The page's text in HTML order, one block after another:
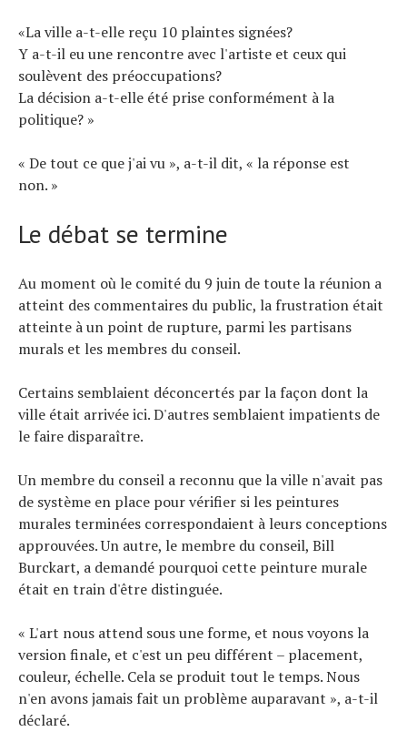
«La ville a-t-elle reçu 10 plaintes signées?
Y a-t-il eu une rencontre avec l'artiste et ceux qui
soulèvent des préoccupations?
La décision a-t-elle été prise conformément à la
politique? »
« De tout ce que j'ai vu », a-t-il dit, « la réponse est
non. »
Le débat se termine
Au moment où le comité du 9 juin de toute la réunion a
atteint des commentaires du public, la frustration était
atteinte à un point de rupture, parmi les partisans
murals et les membres du conseil.
Certains semblaient déconcertés par la façon dont la
ville était arrivée ici. D'autres semblaient impatients de
le faire disparaître.
Un membre du conseil a reconnu que la ville n'avait pas
de système en place pour vérifier si les peintures
murales terminées correspondaient à leurs conceptions
approuvées. Un autre, le membre du conseil, Bill
Burckart, a demandé pourquoi cette peinture murale
était en train d'être distinguée.
« L'art nous attend sous une forme, et nous voyons la
version finale, et c'est un peu différent – placement,
couleur, échelle. Cela se produit tout le temps. Nous
n'en avons jamais fait un problème auparavant », a-t-il
déclaré.